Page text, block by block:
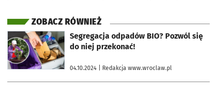
ZOBACZ RÓWNIEŻ
Segregacja odpadów BIO? Pozwól się
do niej przekonać!
04.10.2024 | Redakcja www.wroclaw.pl
otworzy się w nowej karcie